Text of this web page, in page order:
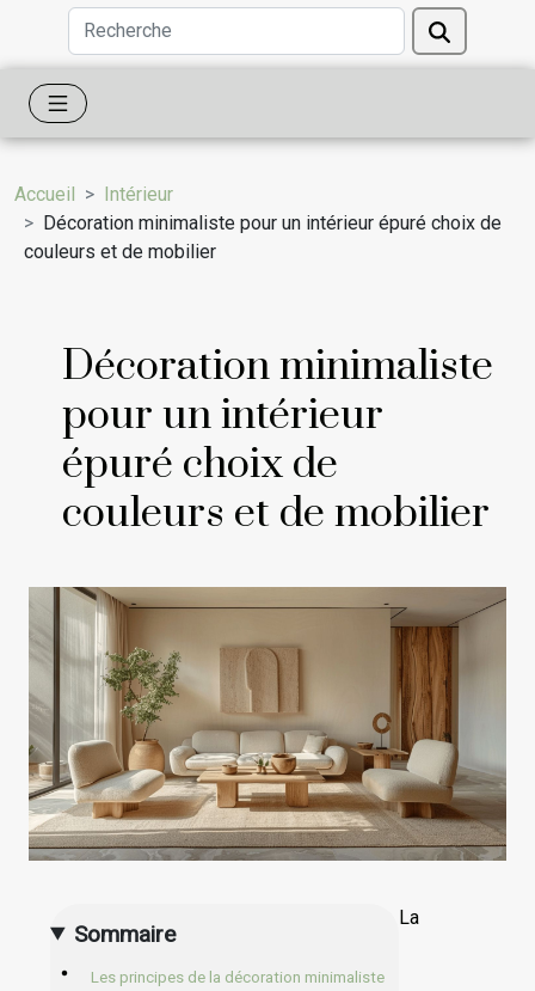
Accueil
Intérieur
Décoration minimaliste pour un intérieur épuré choix de
couleurs et de mobilier
Décoration minimaliste
pour un intérieur
épuré choix de
couleurs et de mobilier
Sommaire
Les principes de la décoration minimaliste
La